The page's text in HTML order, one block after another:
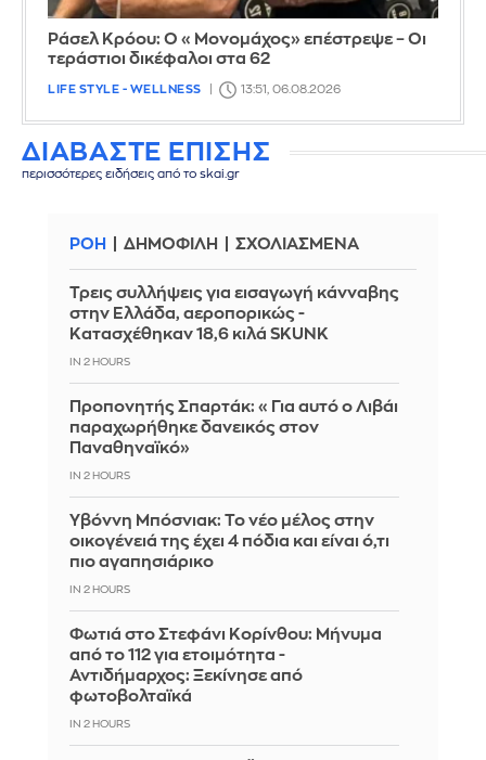
Ράσελ Κρόου: Ο «Μονομάχος» επέστρεψε – Οι
τεράστιοι δικέφαλοι στα 62
LIFE STYLE - WELLNESS 13:51, 06.08.2026
ΔΙΑΒΑΣΤΕ ΕΠΙΣΗΣ
περισσότερες ειδήσεις από το skai.gr
ΡΟΗ ΔΗΜΟΦΙΛΗ ΣΧΟΛΙΑΣΜΕΝΑ
Τρεις συλλήψεις για εισαγωγή κάνναβης
στην Ελλάδα, αεροπορικώς -
Κατασχέθηκαν 18,6 κιλά SKUNK
IN 2 HOURS
Προπονητής Σπαρτάκ: «Για αυτό ο Λιβάι
παραχωρήθηκε δανεικός στον
Παναθηναϊκό»
IN 2 HOURS
Υβόννη Μπόσνιακ: Το νέο μέλος στην
οικογένειά της έχει 4 πόδια και είναι ό,τι
πιο αγαπησιάρικο
IN 2 HOURS
Φωτιά στο Στεφάνι Κορίνθου: Μήνυμα
από το 112 για ετοιμότητα -
Αντιδήμαρχος: Ξεκίνησε από
φωτοβολταϊκά
IN 2 HOURS